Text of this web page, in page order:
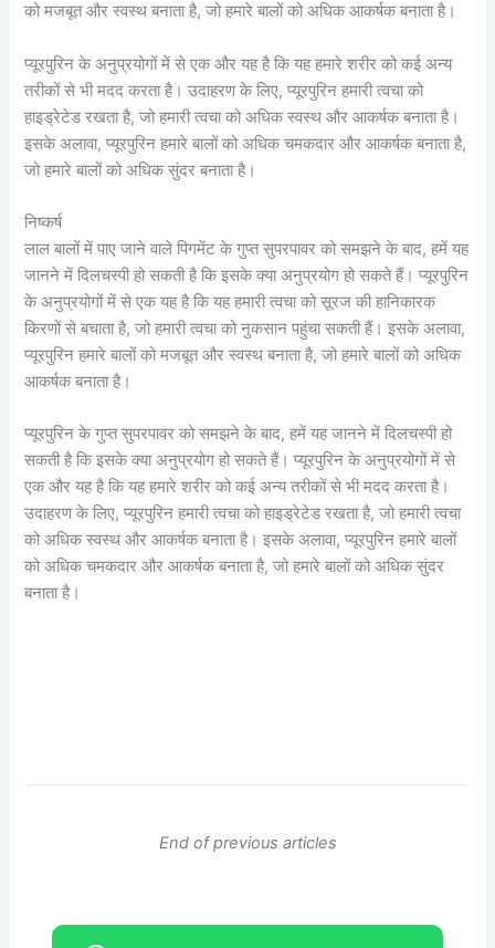
को मजबूत और स्वस्थ बनाता है, जो हमारे बालों को अधिक आकर्षक बनाता है।
प्यूरपुरिन के अनुप्रयोगों में से एक और यह है कि यह हमारे शरीर को कई अन्य
तरीकों से भी मदद करता है। उदाहरण के लिए, प्यूरपुरिन हमारी त्वचा को
हाइड्रेटेड रखता है, जो हमारी त्वचा को अधिक स्वस्थ और आकर्षक बनाता है।
इसके अलावा, प्यूरपुरिन हमारे बालों को अधिक चमकदार और आकर्षक बनाता है,
जो हमारे बालों को अधिक सुंदर बनाता है।
निष्कर्ष
लाल बालों में पाए जाने वाले पिगमेंट के गुप्त सुपरपावर को समझने के बाद, हमें यह
जानने में दिलचस्पी हो सकती है कि इसके क्या अनुप्रयोग हो सकते हैं। प्यूरपुरिन
के अनुप्रयोगों में से एक यह है कि यह हमारी त्वचा को सूरज की हानिकारक
किरणों से बचाता है, जो हमारी त्वचा को नुकसान पहुंचा सकती हैं। इसके अलावा,
प्यूरपुरिन हमारे बालों को मजबूत और स्वस्थ बनाता है, जो हमारे बालों को अधिक
आकर्षक बनाता है।
प्यूरपुरिन के गुप्त सुपरपावर को समझने के बाद, हमें यह जानने में दिलचस्पी हो
सकती है कि इसके क्या अनुप्रयोग हो सकते हैं। प्यूरपुरिन के अनुप्रयोगों में से
एक और यह है कि यह हमारे शरीर को कई अन्य तरीकों से भी मदद करता है।
उदाहरण के लिए, प्यूरपुरिन हमारी त्वचा को हाइड्रेटेड रखता है, जो हमारी त्वचा
को अधिक स्वस्थ और आकर्षक बनाता है। इसके अलावा, प्यूरपुरिन हमारे बालों
को अधिक चमकदार और आकर्षक बनाता है, जो हमारे बालों को अधिक सुंदर
बनाता है।
End of previous articles